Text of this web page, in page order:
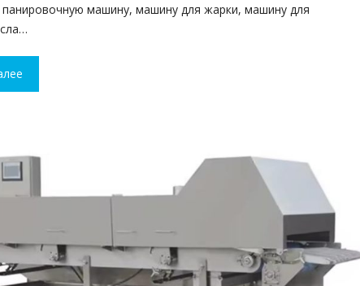
панировочную машину, машину для жарки, машину для